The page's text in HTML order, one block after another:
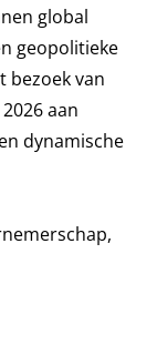
global
geopolitieke
bezoek van
aan
dynamische